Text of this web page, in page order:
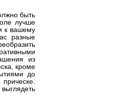
быть
лучше
к вашему
разные
из
кроме
до